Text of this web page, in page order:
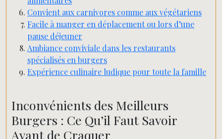
Convient aux carnivores comme aux végétariens
Facile à manger en déplacement ou lors d’une
pause déjeuner
Ambiance conviviale dans les restaurants
spécialisés en burgers
Expérience culinaire ludique pour toute la famille
Inconvénients des Meilleurs
Burgers : Ce Qu’il Faut Savoir
Avant de Craquer